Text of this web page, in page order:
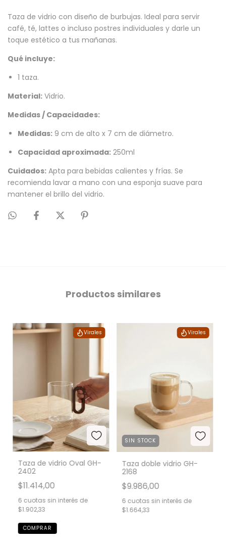
Taza de vidrio con diseño de burbujas. Ideal para servir
café, té, lattes o incluso postres individuales y darle un
toque estético a tus mañanas.
Qué incluye:
1 taza.
Material: Vidrio.
Medidas / Capacidades:
Medidas: 9 cm de alto x 7 cm de diámetro.
Capacidad aproximada: 250ml
Cuidados: Apta para bebidas calientes y frías. Se
recomienda lavar a mano con una esponja suave para
mantener el brillo del vidrio.
Productos similares
Virales
Taza de vidrio Oval GH-
2402
$11.414,00
6 cuotas sin interés de
$1.902,33
Virales
SIN STOCK
Taza doble vidrio GH-
2168
$9.986,00
6 cuotas sin interés de
$1.664,33